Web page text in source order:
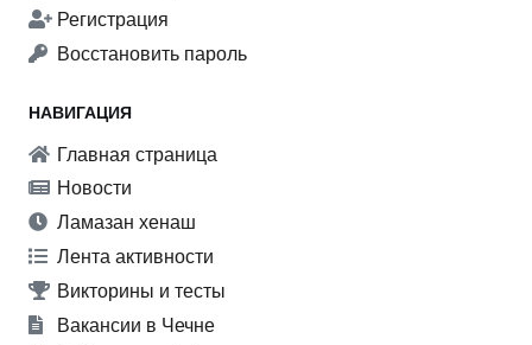
Регистрация
Восстановить пароль
НАВИГАЦИЯ
Главная страница
Новости
Ламазан хенаш
Лента активности
Викторины и тесты
Вакансии в Чечне